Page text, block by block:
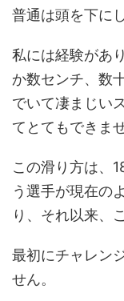
普通は頭を下に
私には経験があ
か数センチ、数
でいて凄まじい
てとてもできませ
この滑り方は、
う選手が現在の
り、それ以来、
最初にチャレン
せん。